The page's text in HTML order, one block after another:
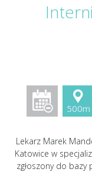
500m
Lekarz Marek
Katowice w
zgłoszony do